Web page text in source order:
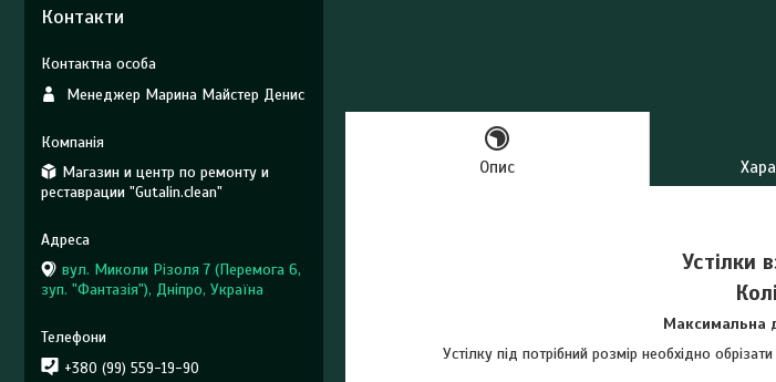
Опис
Устілки
Максимальна
Устілку під потрібний розмір необхідно
Контакти
Менеджер Марина Майстер Денис
Магазин и центр по ремонту и
реставрации "Gutalin.clean"
вул. Миколи Різоля 7 (Перемога 6,
зуп. "Фантазія"), Дніпро, Україна
+380 (99) 559-19-90